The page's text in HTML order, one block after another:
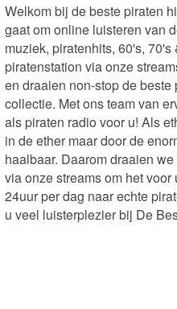
Welkom bij de beste piraten
gaat om online luisteren van
muziek, piratenhits, 60's,
piratenstation via onze
en draaien non-stop de
collectie. Met ons team van
als piraten radio voor u! Als
in de ether maar door de
haalbaar. Daarom draaien
via onze streams om het
24uur per dag naar echte
u veel luisterplezier bij De